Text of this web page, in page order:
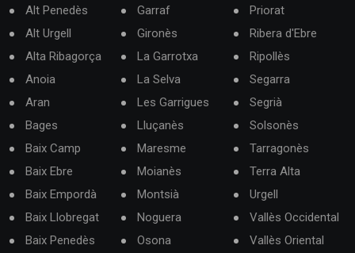
Alt Penedès
Alt Urgell
Alta Ribagorça
Anoia
Aran
Bages
Baix Camp
Baix Ebre
Baix Empordà
Baix Llobregat
Baix Penedès
Garraf
Gironès
La Garrotxa
La Selva
Les Garrigues
Lluçanès
Maresme
Moianès
Montsià
Noguera
Osona
Priorat
Ribera d'Ebre
Ripollès
Segarra
Segrià
Solsonès
Tarragonès
Terra Alta
Urgell
Vallès Occidental
Vallès Oriental